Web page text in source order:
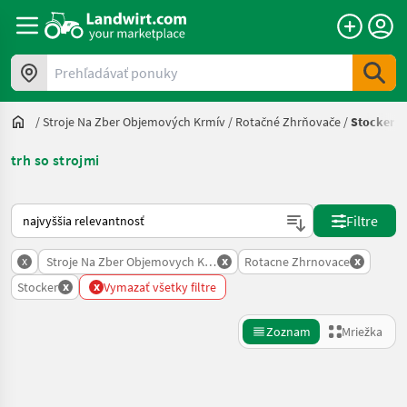
Prehľadávať ponuky
/Stroje Na Zber Objemových Krmív / Rotačné Zhrňovače /Stocker
trh so strojmi
Takto sa vykonáva triedenie na Landwirt.com
Filtre
x Stroje Na Zber Objemovych Krmiv
x Rotacne Zhrnovace x
Stocker x x Vymazať všetky filtre
Zoznam Mriežka